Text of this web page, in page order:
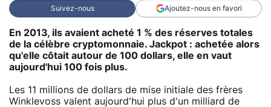
Suivez-nous Ajoutez-nous en favori
En 2013, ils avaient acheté 1 % des réserves totales
de la célèbre cryptomonnaie. Jackpot : achetée alors
qu'elle côtait autour de 100 dollars, elle en vaut
aujourd'hui 100 fois plus.
Les 11 millions de dollars de mise initiale des frères
Winklevoss valent aujourd'hui plus d'un milliard de